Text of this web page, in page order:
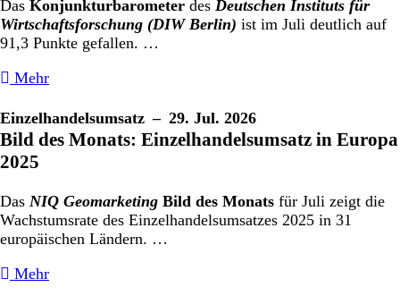
Das Konjunkturbarometer des Deutschen Instituts für
Wirtschaftsforschung (DIW Berlin) ist im Juli deutlich auf
91,3 Punkte gefallen. …
Mehr
Einzelhandelsumsatz – 29. Jul. 2026
Bild des Monats: Einzelhandelsumsatz in Europa
2025
Das NIQ Geomarketing Bild des Monats für Juli zeigt die
Wachstumsrate des Einzelhandelsumsatzes 2025 in 31
europäischen Ländern. …
Mehr